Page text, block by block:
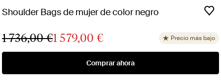
Shoulder Bags de mujer de color negro
1 736,00 €1 579,00 € Precio más bajo
Comprar ahora